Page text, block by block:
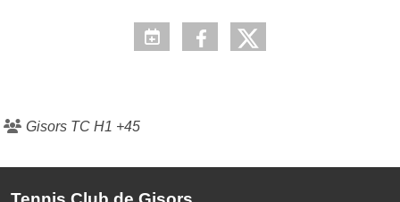
Gisors TC H1 +45